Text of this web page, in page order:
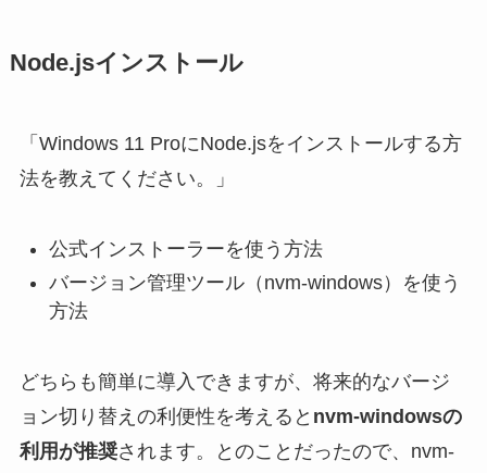
Node.jsインストール
「Windows 11 ProにNode.jsをインストールする方
法を教えてください。」
公式インストーラーを使う方法
バージョン管理ツール（nvm-windows）を使う
方法
どちらも簡単に導入できますが、将来的なバージ
ョン切り替えの利便性を考えると nvm-windowsの
利用が推奨されます。とのことだったので、nvm-